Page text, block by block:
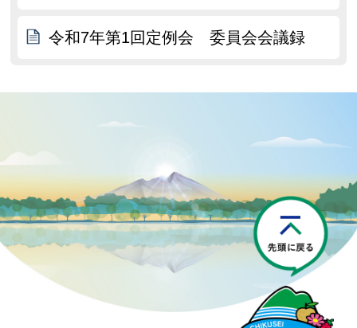
令和7年第1回定例会 委員会会議録